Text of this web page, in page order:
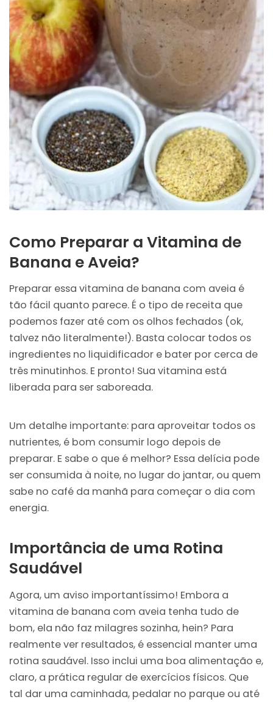
Como Preparar a Vitamina de
Banana e Aveia?
Preparar essa vitamina de banana com aveia é
tão fácil quanto parece. É o tipo de receita que
podemos fazer até com os olhos fechados (ok,
talvez não literalmente!). Basta colocar todos os
ingredientes no liquidificador e bater por cerca de
três minutinhos. E pronto! Sua vitamina está
liberada para ser saboreada.
Um detalhe importante: para aproveitar todos os
nutrientes, é bom consumir logo depois de
preparar. E sabe o que é melhor? Essa delícia pode
ser consumida à noite, no lugar do jantar, ou quem
sabe no café da manhã para começar o dia com
energia.
Importância de uma Rotina
Saudável
Agora, um aviso importantíssimo! Embora a
vitamina de banana com aveia tenha tudo de
bom, ela não faz milagres sozinha, hein? Para
realmente ver resultados, é essencial manter uma
rotina saudável. Isso inclui uma boa alimentação e,
claro, a prática regular de exercícios físicos. Que
tal dar uma caminhada, pedalar no parque ou até